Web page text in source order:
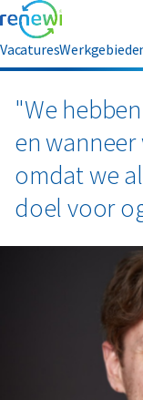
Vacatures
ons
"We
en wanneer
omdat we
doel voor